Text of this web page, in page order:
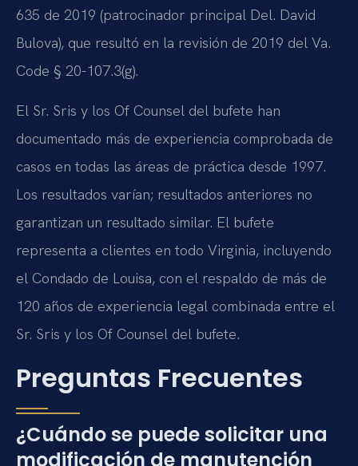
635 de 2019 (patrocinador principal Del. David
Bulova), que resultó en la revisión de 2019 del Va.
Code § 20-107.3(g).
El Sr. Sris y los Of Counsel del bufete han
documentado más de experiencia comprobada de
casos en todas las áreas de práctica desde 1997.
Los resultados varían; resultados anteriores no
garantizan un resultado similar. El bufete
representa a clientes en todo Virginia, incluyendo
el Condado de Louisa, con el respaldo de más de
120 años de experiencia legal combinada entre el
Sr. Sris y los Of Counsel del bufete.
Preguntas Frecuentes
¿Cuándo se puede solicitar una
modificación de manutención